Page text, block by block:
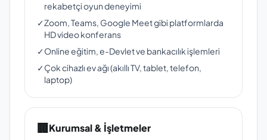
rekabetçi oyun deneyimi
✓Zoom, Teams, Google Meet gibi platformlarda
HD video konferans
✓Online eğitim, e-Devlet ve bankacılık işlemleri
✓Çok cihazlı ev ağı (akıllı TV, tablet, telefon,
laptop)
🏢Kurumsal & İşletmeler